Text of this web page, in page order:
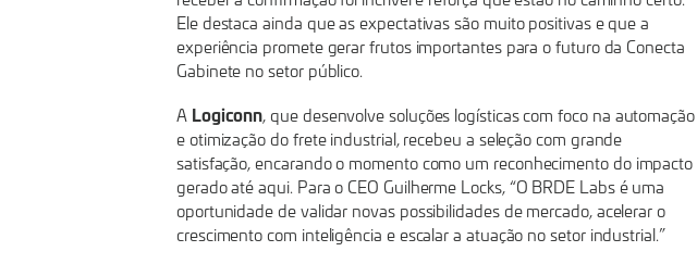
Ele destaca ainda que as expectativas são muito positivas e que a
experiência promete gerar frutos importantes para o futuro da Conecta
Gabinete no setor público.
A Logiconn, que desenvolve soluções logísticas com foco na automação
e otimização do frete industrial, recebeu a seleção com grande
satisfação, encarando o momento como um reconhecimento do impacto
gerado até aqui. Para o CEO Guilherme Locks, “O BRDE Labs é uma
oportunidade de validar novas possibilidades de mercado, acelerar o
crescimento com inteligência e escalar a atuação no setor industrial.”